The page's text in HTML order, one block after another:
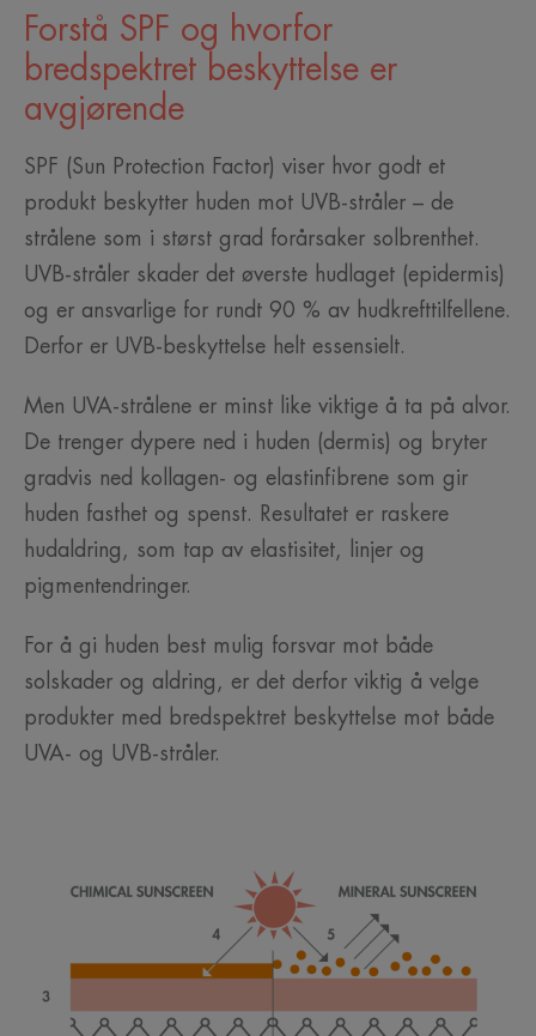
Forstå SPF og hvorfor
bredspektret beskyttelse er
avgjørende
SPF (Sun Protection Factor) viser hvor godt et
produkt beskytter huden mot UVB-stråler – de
strålene som i størst grad forårsaker solbrenthet.
UVB-stråler skader det øverste hudlaget (epidermis)
og er ansvarlige for rundt 90 % av hudkrefttilfellene.
Derfor er UVB-beskyttelse helt essensielt.
Men UVA-strålene er minst like viktige å ta på alvor.
De trenger dypere ned i huden (dermis) og bryter
gradvis ned kollagen- og elastinfibrene som gir
huden fasthet og spenst. Resultatet er raskere
hudaldring, som tap av elastisitet, linjer og
pigmentendringer.
For å gi huden best mulig forsvar mot både
solskader og aldring, er det derfor viktig å velge
produkter med bredspektret beskyttelse mot både
UVA- og UVB-stråler.